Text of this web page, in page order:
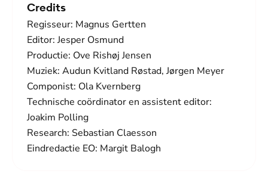
Credits
Regisseur: Magnus Gertten
Editor: Jesper Osmund
Productie: Ove Rishøj Jensen
Muziek: Audun Kvitland Røstad, Jørgen Meyer
Componist: Ola Kvernberg
Technische coördinator en assistent editor:
Joakim Polling
Research: Sebastian Claesson
Eindredactie EO: Margit Balogh